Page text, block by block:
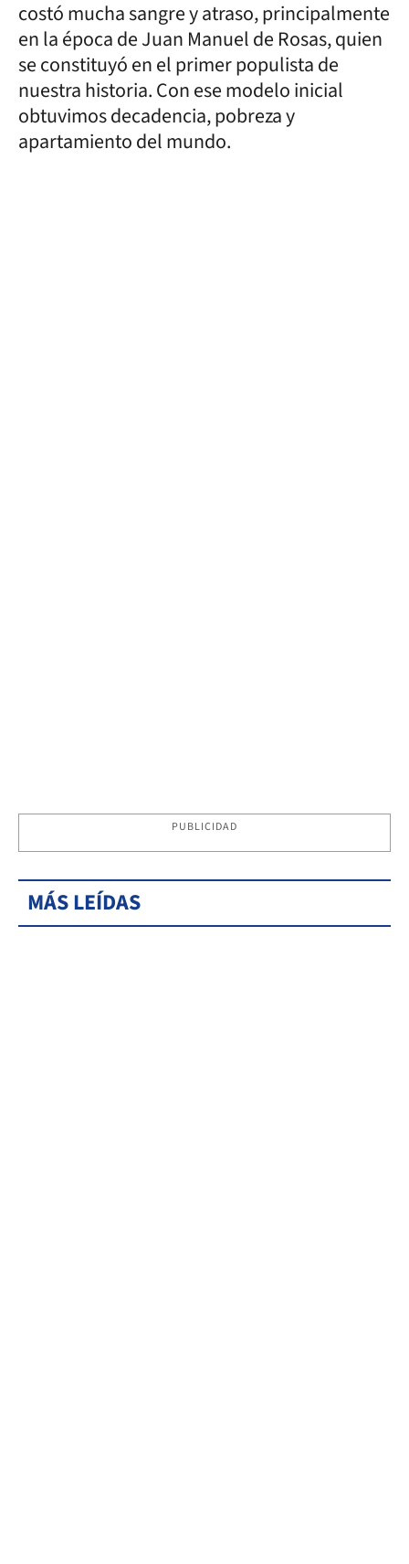
costó mucha sangre y atraso, principalmente
en la época de Juan Manuel de Rosas, quien
se constituyó en el primer populista de
nuestra historia. Con ese modelo inicial
obtuvimos decadencia, pobreza y
apartamiento del mundo.
PUBLICIDAD
MÁS LEÍDAS